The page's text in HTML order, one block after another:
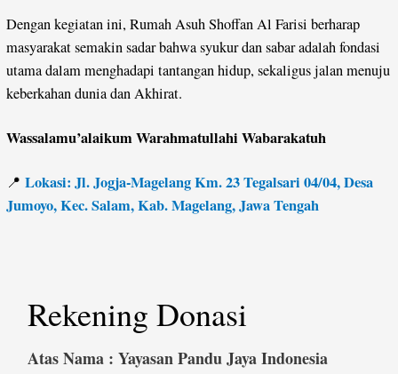
Dengan kegiatan ini, Rumah Asuh Shoffan Al Farisi berharap
masyarakat semakin sadar bahwa syukur dan sabar adalah fondasi
utama dalam menghadapi tantangan hidup, sekaligus jalan menuju
keberkahan dunia dan Akhirat.
Wassalamu’alaikum Warahmatullahi Wabarakatuh
📍 Lokasi: Jl. Jogja-Magelang Km. 23 Tegalsari 04/04, Desa
Jumoyo, Kec. Salam, Kab. Magelang, Jawa Tengah
Rekening Donasi
Atas Nama : Yayasan Pandu Jaya Indonesia